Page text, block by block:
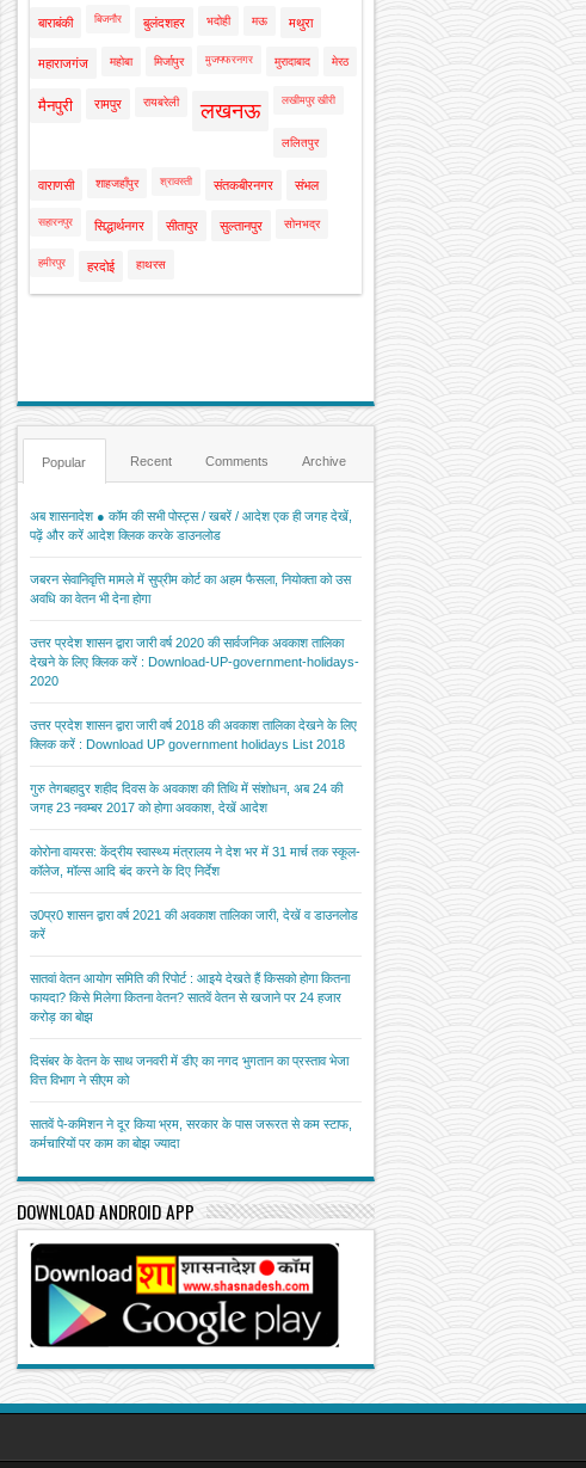
बाराबंकी बिजनौर बुलंदशहर भदोही मऊ मथुरा
महाराजगंज महोबा मिर्जापुर मुजफ्फरनगर मुरादाबाद मेरठ
मैनपुरी रामपुर रायबरेली लखनऊ लखीमपुर खीरी
ललितपुर
वाराणसी शाहजहाँपुर श्रावस्ती संतकबीरनगर संभल
सहारनपुर सिद्धार्थनगर सीतापुर सुल्तानपुर सोनभद्र
हमीरपुर हरदोई हाथरस
Popular Recent Comments Archive
अब शासनादेश ● कॉम की सभी पोस्ट्स / खबरें / आदेश एक ही जगह देखें,
पढ़ें और करें आदेश क्लिक करके डाउनलोड
जबरन सेवानिवृत्ति मामले में सुप्रीम कोर्ट का अहम फैसला, नियोक्ता को उस
अवधि का वेतन भी देना होगा
उत्तर प्रदेश शासन द्वारा जारी वर्ष 2020 की सार्वजनिक अवकाश तालिका
देखने के लिए क्लिक करें : Download-UP-government-holidays-
2020
उत्तर प्रदेश शासन द्वारा जारी वर्ष 2018 की अवकाश तालिका देखने के लिए
क्लिक करें : Download UP government holidays List 2018
गुरु तेगबहादुर शहीद दिवस के अवकाश की तिथि में संशोधन, अब 24 की
जगह 23 नवम्बर 2017 को होगा अवकाश, देखें आदेश
कोरोना वायरस: केंद्रीय स्वास्थ्य मंत्रालय ने देश भर में 31 मार्च तक स्कूल-
कॉलेज, मॉल्स आदि बंद करने के दिए निर्देश
उ0प्र0 शासन द्वारा वर्ष 2021 की अवकाश तालिका जारी, देखें व डाउनलोड
करें
सातवां वेतन आयोग समिति की रिपोर्ट : आइये देखते हैं किसको होगा कितना
फायदा? किसे मिलेगा कितना वेतन? सातवें वेतन से खजाने पर 24 हजार
करोड़ का बोझ
दिसंबर के वेतन के साथ जनवरी में डीए का नगद भुगतान का प्रस्ताव भेजा
वित्त विभाग ने सीएम को
सातवें पे-कमिशन ने दूर किया भ्रम, सरकार के पास जरूरत से कम स्टाफ,
कर्मचारियों पर काम का बोझ ज्यादा
DOWNLOAD ANDROID APP